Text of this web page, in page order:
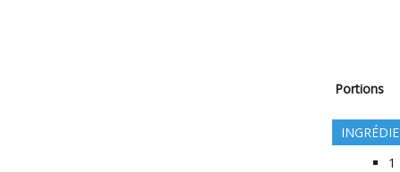
Portions
1